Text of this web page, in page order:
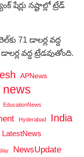
నష్టాల్లో ట్రేడ్
71 డాలర్ల వద్ద
వద్ద ట్రేడవుతోంది.
APNews
news
EducationNews
Hyderabad India
LatestNews
NewsUpdate